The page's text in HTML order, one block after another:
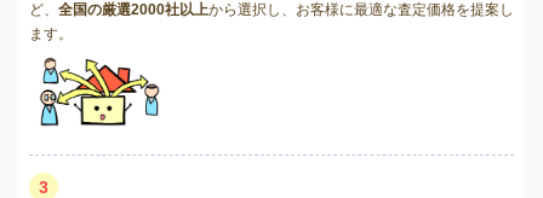
ど、 全国の厳選2000社以上から選択し、お客様に最適な査定価格を提案し
ます。
3